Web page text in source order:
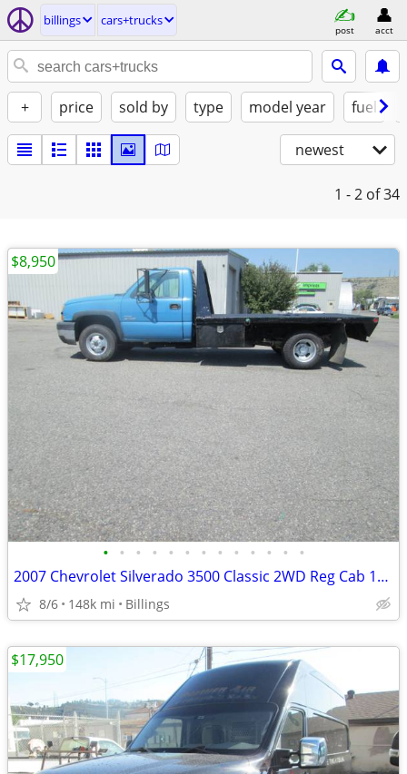
billings cars+trucks
post acct
+ price sold by type model year fuel
newest
1 - 2 of 34
• • • • • • • • • • • • •
2007 Chevrolet Silverado 3500 Classic 2WD Reg Cab 161.5 WB, 84.9 CA
8/6 148k mi Billings
$8,950
$17,950